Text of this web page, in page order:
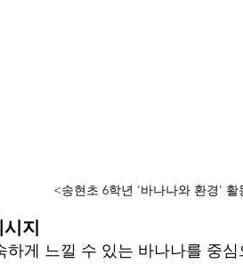
<송현초 6학년 '바나나와 환경' 활
지
하게 느낄 수 있는 바나나를 중